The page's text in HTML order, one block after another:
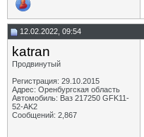
12.02.2022, 09:54
katran
Продвинутый
Регистрация: 29.10.2015
Адрес: Оренбургская область
Автомобиль: Ваз 217250 GFK11-
52-AK2
Сообщений: 2,867